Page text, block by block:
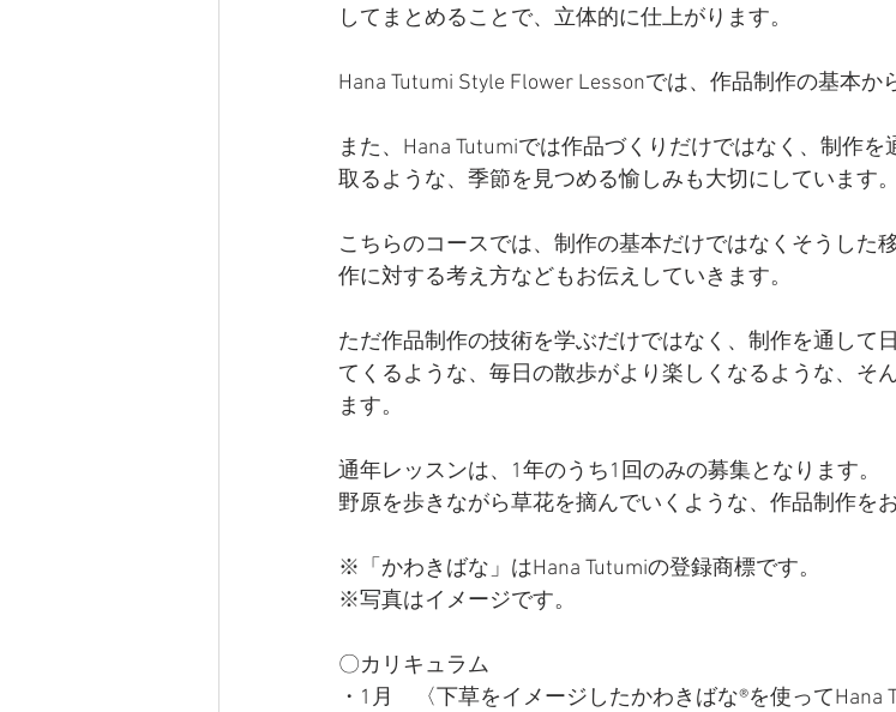
してまとめることで、立体的に仕上がります。
Hana Tutumi Style Flower Lessonでは、作品制作の基本か
また、Hana Tutumiでは作品づくりだけではなく、制作
取るような、季節を見つめる愉しみも大切にしています。
こちらのコースでは、制作の基本だけではなくそうした
作に対する考え方などもお伝えしていきます。
ただ作品制作の技術を学ぶだけではなく、制作を通して
てくるような、毎日の散歩がより楽しくなるような、そ
ます。
通年レッスンは、1年のうち1回のみの募集となります。
野原を歩きながら草花を摘んでいくような、作品制作を
※「かわきばな」はHana Tutumiの登録商標です。
※写真はイメージです。
〇カリキュラム
・1月　〈 下草をイメージしたかわきばな®を使ってHana